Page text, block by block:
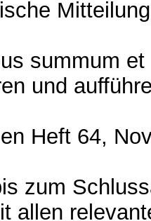
summum
und
Heft 64,
zum
allen